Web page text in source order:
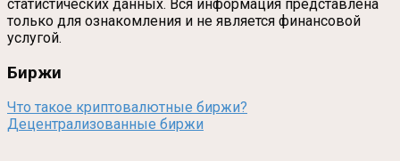
статистических данных. Вся информация представлена
только для ознакомления и не является финансовой
услугой.
Биржи
Что такое криптовалютные биржи?
Децентрализованные биржи